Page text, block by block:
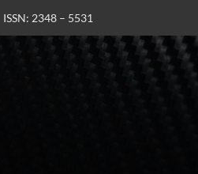
ISSN: 2348 – 5531